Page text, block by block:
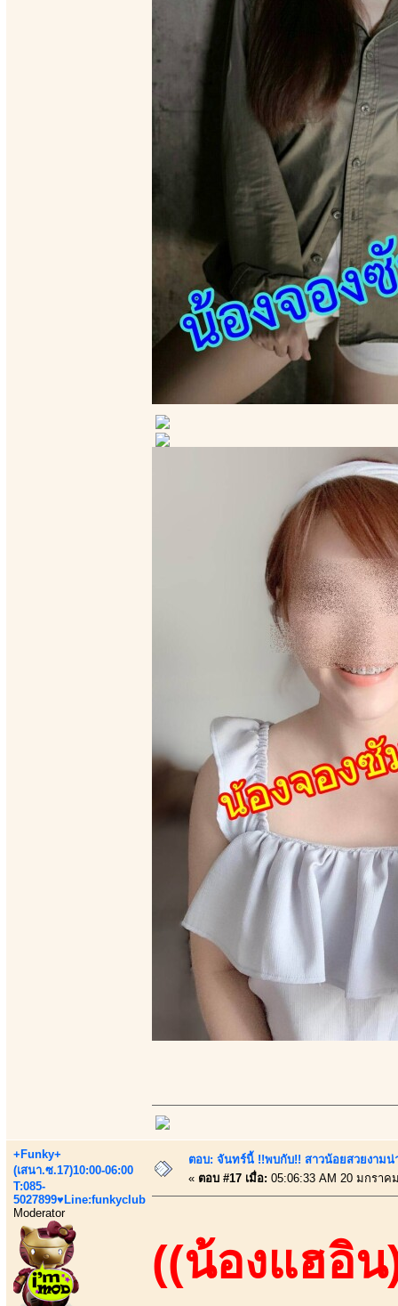
+Funky+
(เสนา.ซ.17)10:00-06:00
T:085-
5027899♥Line:funkyclub
Moderator
ตอบ: จันทร์นี้ !!พบกับ!! สาวน้อยสวยงาม
« ตอบ #17 เมื่อ: 05:06:33 AM 20 มกราค
((น้องแฮอิน